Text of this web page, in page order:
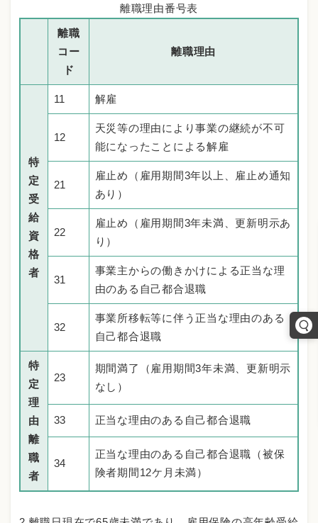
離職理由番号表
離職
コー
ド
離職理由
特
定
受
給
資
格
者
11 解雇
12
天災等の理由により事業の継続が不可
能になったことによる解雇
21
雇止め（雇用期間3年以上、雇止め通知
あり）
22
雇止め（雇用期間3年未満、更新明示あ
り）
31
事業主からの働きかけによる正当な理
由のある自己都合退職
32
事業所移転等に伴う正当な理由のある
自己都合退職
特
定
理
由
離
職
者
23
期間満了（雇用期間3年未満、更新明示
なし）
33 正当な理由のある自己都合退職
34
正当な理由のある自己都合退職（被保
険者期間12ケ月未満）